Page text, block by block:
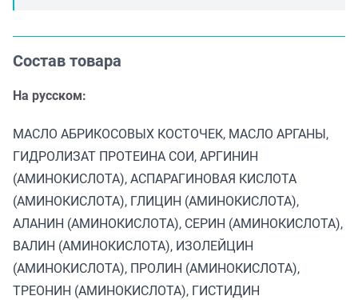
Состав товара
На русском:
МАСЛО АБРИКОСОВЫХ КОСТОЧЕК, МАСЛО АРГАНЫ,
ГИДРОЛИЗАТ ПРОТЕИНА СОИ, АРГИНИН
(АМИНОКИСЛОТА), АСПАРАГИНОВАЯ КИСЛОТА
(АМИНОКИСЛОТА), ГЛИЦИН (АМИНОКИСЛОТА),
АЛАНИН (АМИНОКИСЛОТА), СЕРИН (АМИНОКИСЛОТА),
ВАЛИН (АМИНОКИСЛОТА), ИЗОЛЕЙЦИН
(АМИНОКИСЛОТА), ПРОЛИН (АМИНОКИСЛОТА),
ТРЕОНИН (АМИНОКИСЛОТА), ГИСТИДИН